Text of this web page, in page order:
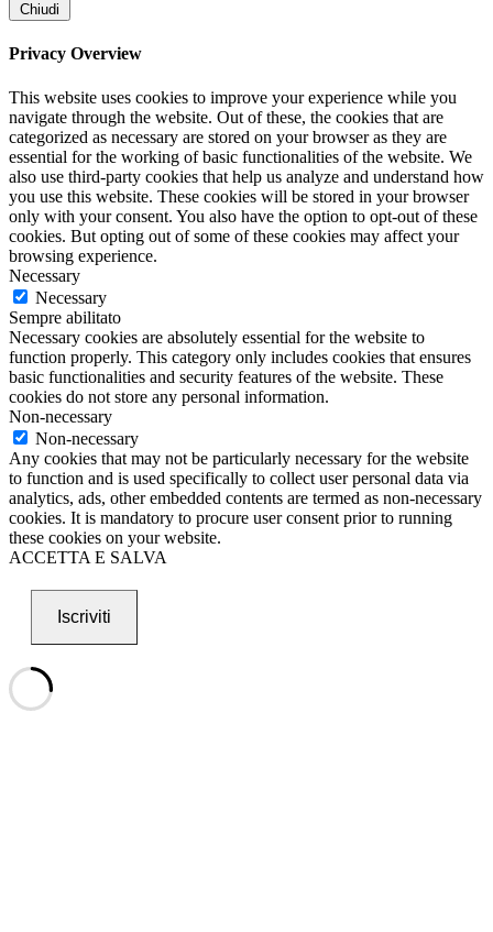
Chiudi
Privacy Overview
This website uses cookies to improve your experience while you
navigate through the website. Out of these, the cookies that are
categorized as necessary are stored on your browser as they are
essential for the working of basic functionalities of the website. We
also use third-party cookies that help us analyze and understand how
you use this website. These cookies will be stored in your browser
only with your consent. You also have the option to opt-out of these
cookies. But opting out of some of these cookies may affect your
browsing experience.
Necessary
Necessary
Sempre abilitato
Necessary cookies are absolutely essential for the website to
function properly. This category only includes cookies that ensures
basic functionalities and security features of the website. These
cookies do not store any personal information.
Non-necessary
Non-necessary
Any cookies that may not be particularly necessary for the website
to function and is used specifically to collect user personal data via
analytics, ads, other embedded contents are termed as non-necessary
cookies. It is mandatory to procure user consent prior to running
these cookies on your website.
ACCETTA E SALVA
Iscriviti